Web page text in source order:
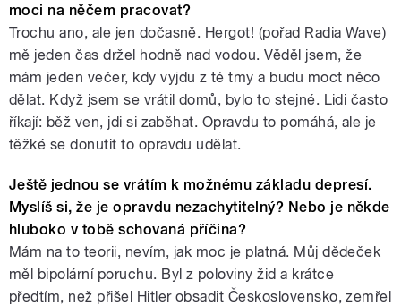
moci na něčem pracovat?
Trochu ano, ale jen dočasně. Hergot! (pořad Radia Wave)
mě jeden čas držel hodně nad vodou. Věděl jsem, že
mám jeden večer, kdy vyjdu z té tmy a budu moct něco
dělat. Když jsem se vrátil domů, bylo to stejné. Lidi často
říkají: běž ven, jdi si zaběhat. Opravdu to pomáhá, ale je
těžké se donutit to opravdu udělat.
Ještě jednou se vrátím k možnému základu depresí.
Myslíš si, že je opravdu nezachytitelný? Nebo je někde
hluboko v tobě schovaná příčina?
Mám na to teorii, nevím, jak moc je platná. Můj dědeček
měl bipolární poruchu. Byl z poloviny žid a krátce
předtím, než přišel Hitler obsadit Československo, zemřel